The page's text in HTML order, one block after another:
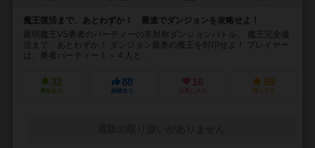
魔王復活まで、あとわずか！ 最速でダンジョンを攻略せよ！
最弱魔王VS勇者のパーティーの非対称ダンジョンバトル。 魔王完全復
活まで、あとわずか！ ダンジョン最奥の魔王を封印せよ！ プレイヤー
は、勇者パーティー１～４人と...
32
興味あり
88
経験あり
16
お気に入り
69
持ってる